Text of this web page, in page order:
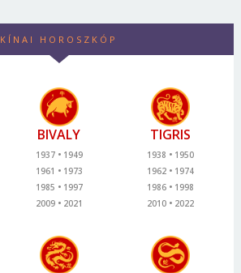
KÍNAI HOROSZKÓP
BIVALY
1937
1949
1961
1973
1985
1997
2009
2021
TIGRIS
1938
1950
1962
1974
1986
1998
2010
2022